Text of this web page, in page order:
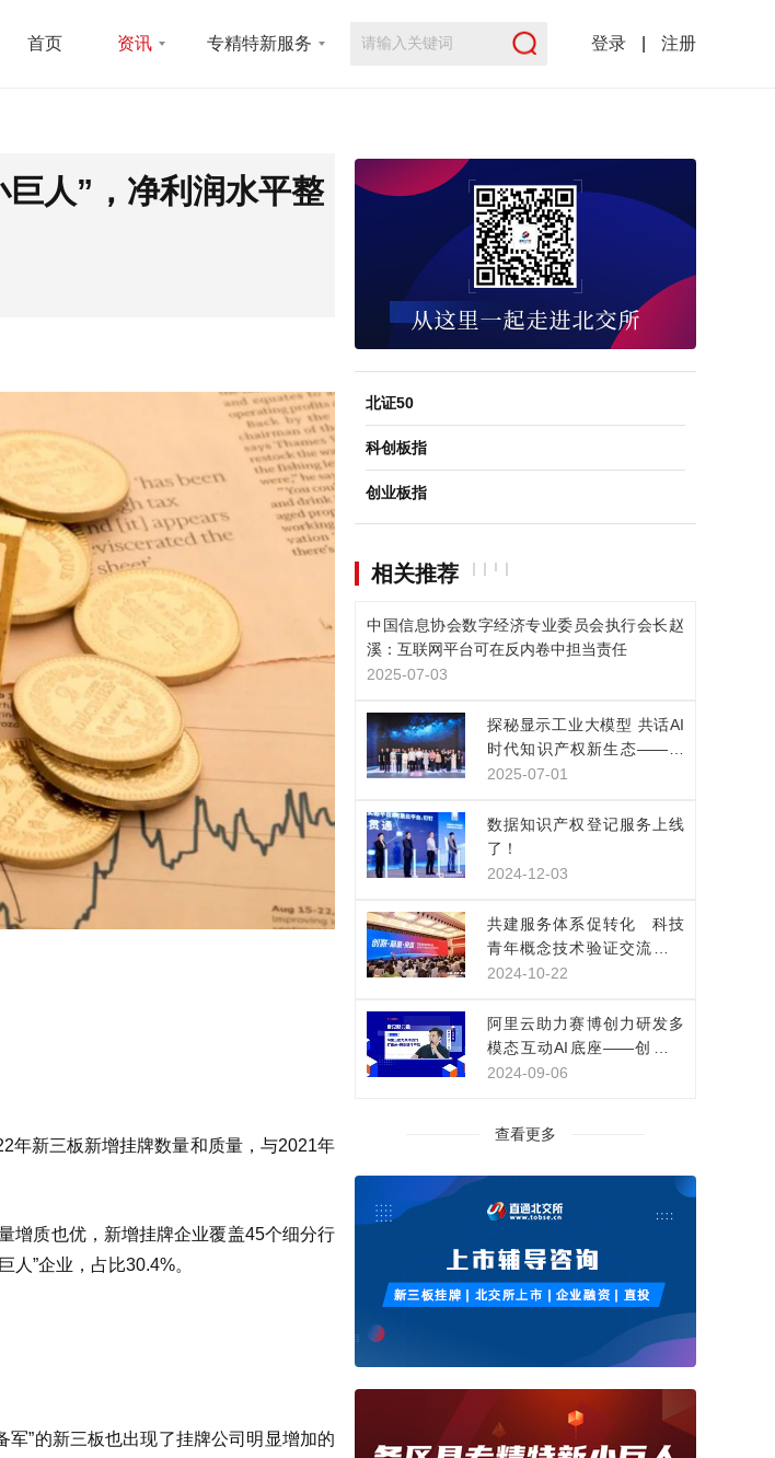
首页 资讯 专精特新服务 登录 注册
人”，净利润水平整
年新三板新增挂牌数量和质量，与2021年
增质也优，新增挂牌企业覆盖45个细分行
”企业，占比30.4%。
”的新三板也出现了挂牌公司明显增加的
北证50
科创板指
创业板指
相关推荐
中国信息协会数字经济专业委员会执行会长赵
溪：互联网平台可在反内卷中担当责任
2025-07-03
探秘显示工业大模型 共话AI
时代知识产权新生态——凯
派尔走进京东方技术创新中
2025-07-01
数据知识产权登记服务上线
了！
2024-12-03
共建服务体系促转化 科技
青年概念技术验证交流展示
活动在上海举行
2024-10-22
阿里云助力赛博创力研发多
模态互动AI底座——创新影
视IP互动体验
2024-09-06
查看更多